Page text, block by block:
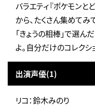
バラエティ『ポケモンと
から、たくさん集めてみ
「きょうの相棒」で選ん
よ。自分だけのコレクシ
出演声優(1)
リコ：鈴木みのり